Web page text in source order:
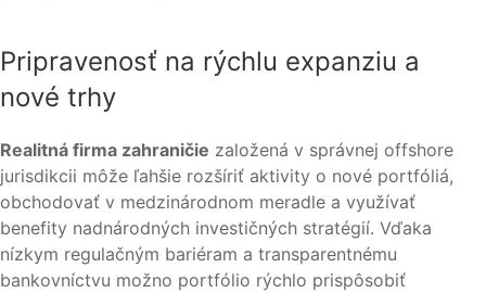
Pripravenosť na rýchlu expanziu a
nové trhy
Realitná firma zahraničie založená v správnej offshore
jurisdikcii môže ľahšie rozšíriť aktivity o nové portfóliá,
obchodovať v medzinárodnom meradle a využívať
benefity nadnárodných investičných stratégií. Vďaka
nízkym regulačným bariéram a transparentnému
bankovníctvu možno portfólio rýchlo prispôsobiť